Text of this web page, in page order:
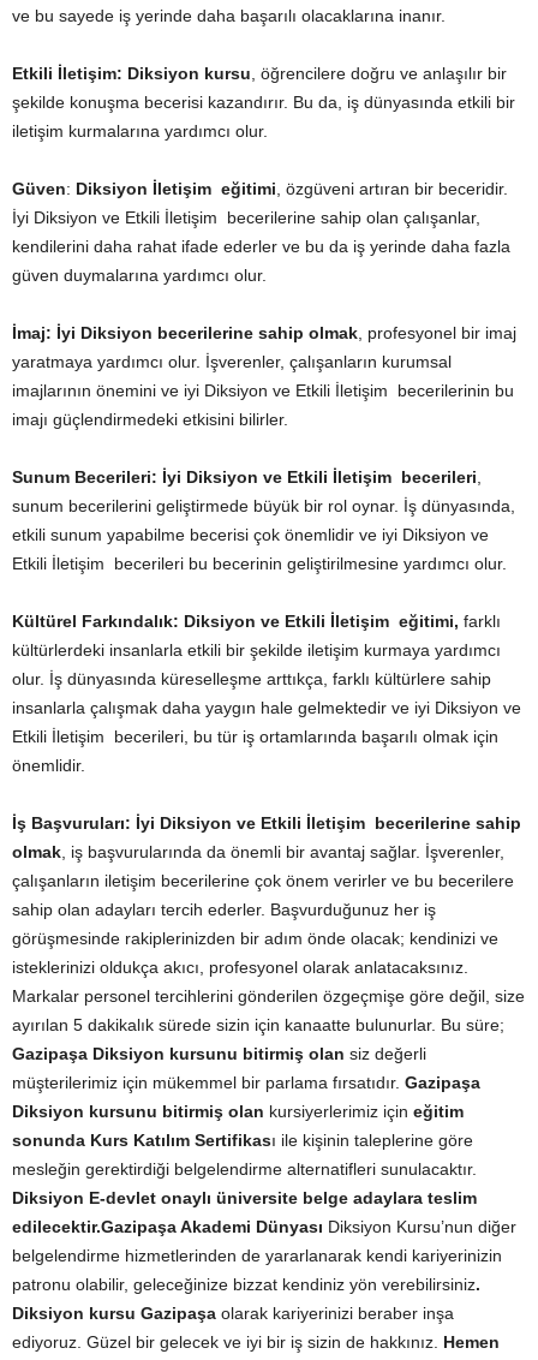
ve bu sayede iş yerinde daha başarılı olacaklarına inanır.
Etkili İletişim: Diksiyon kursu , öğrencilere doğru ve anlaşılır bir
şekilde konuşma becerisi kazandırır. Bu da, iş dünyasında etkili bir
iletişim kurmalarına yardımcı olur.
Güven: Diksiyon İletişim eğitimi , özgüveni artıran bir beceridir.
İyi Diksiyon ve Etkili İletişim becerilerine sahip olan çalışanlar,
kendilerini daha rahat ifade ederler ve bu da iş yerinde daha fazla
güven duymalarına yardımcı olur.
İmaj: İyi Diksiyon becerilerine sahip olmak , profesyonel bir imaj
yaratmaya yardımcı olur. İşverenler, çalışanların kurumsal
imajlarının önemini ve iyi Diksiyon ve Etkili İletişim becerilerinin bu
imajı güçlendirmedeki etkisini bilirler.
Sunum Becerileri: İyi Diksiyon ve Etkili İletişim becerileri
sunum becerilerini geliştirmede büyük bir rol oynar. İş dünyasında,
etkili sunum yapabilme becerisi çok önemlidir ve iyi Diksiyon ve
Etkili İletişim becerileri bu becerinin geliştirilmesine yardımcı olur.
Kültürel Farkındalık: Diksiyon ve Etkili İletişim eğitimi, farklı
kültürlerdeki insanlarla etkili bir şekilde iletişim kurmaya yardımcı
olur. İş dünyasında küreselleşme arttıkça, farklı kültürlere sahip
insanlarla çalışmak daha yaygın hale gelmektedir ve iyi Diksiyon ve
Etkili İletişim becerileri, bu tür iş ortamlarında başarılı olmak için
önemlidir.
İş Başvuruları: İyi Diksiyon ve Etkili İletişim becerilerine sahip
olmak , iş başvurularında da önemli bir avantaj sağlar. İşverenler,
çalışanların iletişim becerilerine çok önem verirler ve bu becerilere
sahip olan adayları tercih ederler. Başvurduğunuz her iş
görüşmesinde rakiplerinizden bir adım önde olacak; kendinizi ve
isteklerinizi oldukça akıcı, profesyonel olarak anlatacaksınız.
Markalar personel tercihlerini gönderilen özgeçmişe göre değil, size
ayırılan 5 dakikalık sürede sizin için kanaatte bulunurlar. Bu süre;
Gazipaşa Diksiyon kursunu bitirmiş olan siz değerli
müşterilerimiz için mükemmel bir parlama fırsatıdır. Gazipaşa
Diksiyon kursunu bitirmiş olan kursiyerlerimiz için eğitim
sonunda Kurs Katılım Sertifikası ile kişinin taleplerine göre
mesleğin gerektirdiği belgelendirme alternatifleri sunulacaktır.
Diksiyon E-devlet onaylı üniversite belge adaylara teslim
edilecektir.Gazipaşa Akademi Dünyası Diksiyon Kursu’nun diğer
belgelendirme hizmetlerinden de yararlanarak kendi kariyerinizin
patronu olabilir, geleceğinize bizzat kendiniz yön verebilirsiniz.
Diksiyon kursu Gazipaşa olarak kariyerinizi beraber inşa
ediyoruz. Güzel bir gelecek ve iyi bir iş sizin de hakkınız. Hemen